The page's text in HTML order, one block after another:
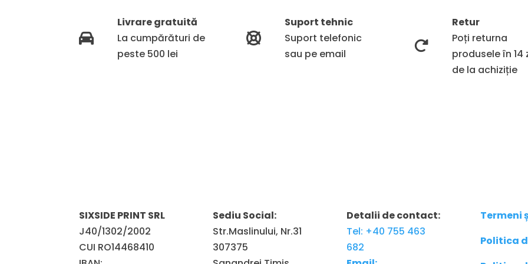
Livrare gratuită
La cumpărături de
peste 500 lei
Suport tehnic
Suport telefonic
sau pe email
Retur
Poți returna
produsele în 14
de la achiziție
SIXSIDE PRINT SRL
J40/1302/2002
CUI RO14468410
Sediu Social:
Str.Maslinului, Nr.31
307375
Detalii de contact:
Tel: +40 755 463
682
Termeni
Politica